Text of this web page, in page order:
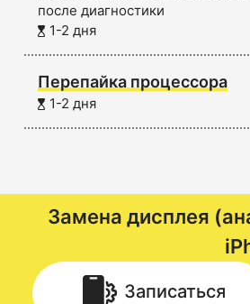
после диагностики
1-2 дня
Перепайка процессора
1-2 дня
Замена дисплея
Записаться